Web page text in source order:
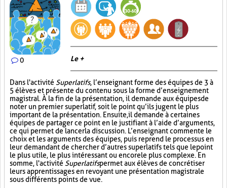
0 Le +
Dans l'activité Superlatifs, l’enseignant forme des équipes de 3 à
5 élèves et présente du contenu sous la forme d’enseignement
magistral. À la fin de la présentation, il demande aux équipes de
noter un premier superlatif, soit le point qu’ils jugent le plus
important de la présentation. Ensuite, il demande à certaines
équipes de partager ce point en le justifiant à l’aide d’arguments,
ce qui permet de lancer la discussion. L’enseignant commente le
choix et les arguments des équipes, puis reprend le processus en
leur demandant de chercher d’autres superlatifs tels que le point
le plus utile, le plus intéressant ou encore le plus complexe. En
somme, l'activité Superlatifspermet aux élèves de concrétiser
leurs apprentissages en revoyant une présentation magistrale
sous différents points de vue.